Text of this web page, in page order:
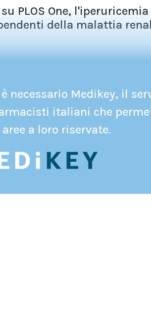
PLOS One,
della malattia
necessario Medikey, il
italiani che
a loro riservate.